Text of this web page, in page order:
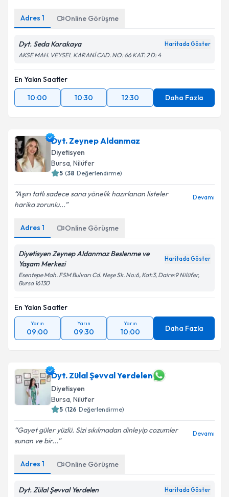
Adres 1 Online Görüşme
Dyt. Seda Karakaya Haritada Göster
AKSE MAH. VEYSEL KARANİ CAD. NO: 66 KAT: 2 D: 4
En Yakın Saatler
10:00
10:30 12:30 Daha Fazla
Dyt. Zeynep Aldanmaz
Diyetisyen
Bursa, Nilüfer
5 (38 Değerlendirme)
Aşırı tatlı sadece sana yönelik hazırlanan listeler
harika zorunlu...
Devamı
Adres 1 Online Görüşme
Diyetisyen Zeynep Aldanmaz Beslenme ve
Yaşam Merkezi
Haritada Göster
Esentepe Mah. FSM Bulvarı Cd. Neşe Sk. No:6, Kat:3, Daire:9 Nilüfer,
Bursa 16130
En Yakın Saatler
Yarın
09:00
Yarın
09:30
Yarın
10:00 Daha Fazla
Dyt. Zülal Şevval Yerdelen
Diyetisyen
Bursa, Nilüfer
5 (126 Değerlendirme)
Gayet güler yüzlü. Sizi sıkılmadan dinleyip cozumler
sunan ve bir...
Devamı
Adres 1 Online Görüşme
Dyt. Zülal Şevval Yerdelen Haritada Göster